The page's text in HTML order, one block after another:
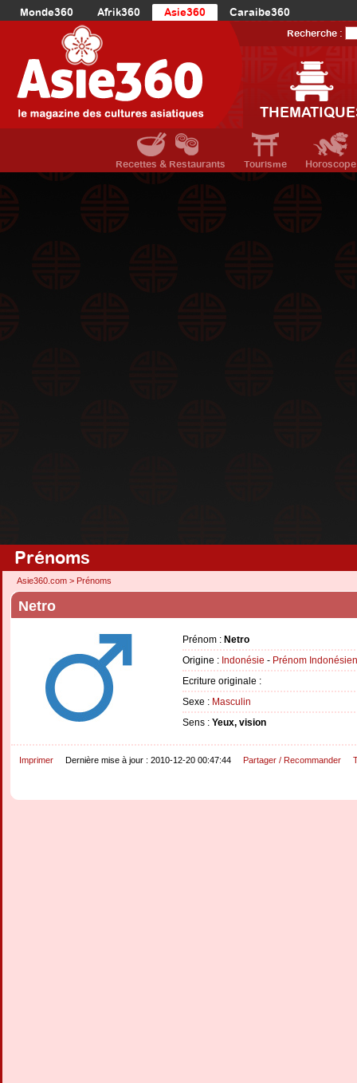
Monde360 Afrik360 Asie360
Caraibe360
Europe360
AmériqueDuNord360
Océanie360
Recherche :
Recettes & Restaurants Tourisme Horoscope
Prénoms
Asie360.com > Prénoms
Netro
Prénom : Netro
Origine : Indonésie - Prénom Indonésien
Ecriture originale :
Sexe : Masculin
Sens : Yeux, vision
Imprimer Dernière mise à jour : 2010-12-20 00:47:44 Partager / Recommander